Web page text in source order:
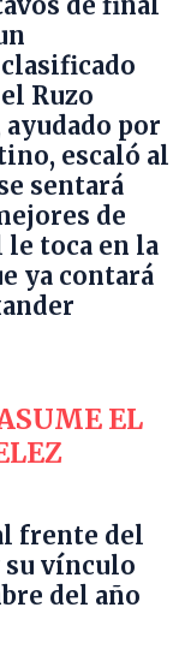
Ruzo
por
escaló al
sentará
de
le toca en la
ya contará
EL
frente del
su vínculo
del año